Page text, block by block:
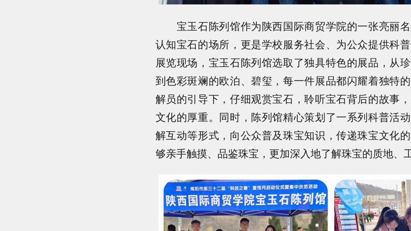
宝玉石陈列馆作为陕西国际商贸学院的一张亮丽名
认知宝石的场所，更是学校服务社会、为公众提供科
展览现场，宝玉石陈列馆选取了独具特色的展品，从
到色彩斑斓的欧泊、碧玺，每一件展品都闪耀着独特
解员的引导下，仔细观赏宝石，聆听宝石背后的故事
文化的厚重。同时，陈列馆精心策划了一系列科普活
解互动等形式，向公众普及珠宝知识，传递珠宝文化
够亲手触摸、品鉴珠宝，更加深入地了解珠宝的质地、